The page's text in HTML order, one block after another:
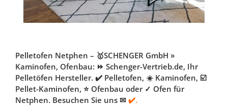
Pelletofen Netphen – 🥇SCHENGER GmbH »
Kaminofen, Ofenbau: ⏩ Schenger-Vertrieb.de, Ihr
Pelletöfen Hersteller. ✔️ Pelletofen, ☀️ Kaminofen, ☑️
Pellet-Kaminofen, ⭐ Ofenbau oder ✓ Ofen für
Netphen. Besuchen Sie uns ✉ ✔️.